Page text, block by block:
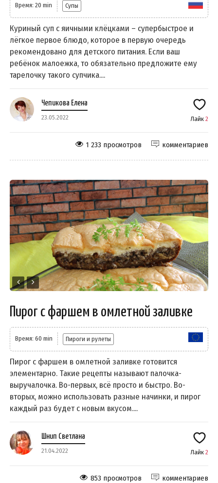
Время: 20 min Супы
Куриный суп с яичными клёцками – супербыстрое и
лёгкое первое блюдо, которое в первую очередь
рекомендовано для детского питания. Если ваш
ребёнок малоежка, то обязательно предложите ему
тарелочку такого супчика....
Чепикова Елена
23.05.2022 Лайк 2
комментариев
1 233 просмотров
Пирог с фаршем в омлетной заливке
Время: 60 min Пироги и рулеты
Пирог с фаршем в омлетной заливке готовится
элементарно. Такие рецепты называют палочка-
выручалочка. Во-первых, всё просто и быстро. Во-
вторых, можно использовать разные начинки, и пирог
каждый раз будет с новым вкусом....
Шнип Светлана
21.04.2022 Лайк 2
комментариев
853 просмотров